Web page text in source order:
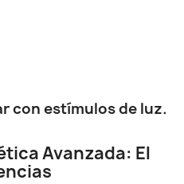
con estímulos de luz.
Avanzada: El